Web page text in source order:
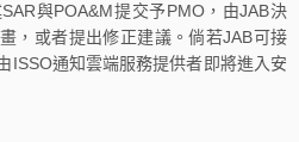
與POA&M提交予PMO，由JAB決
，或者提出修正建議。倘若JAB可接
ISSO通知雲端服務提供者即將進入安